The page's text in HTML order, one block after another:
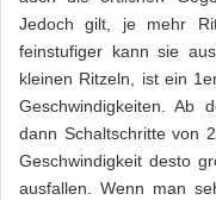
Jedoch gilt, je mehr
feinstufiger kann sie
kleinen Ritzeln, ist ein
Geschwindigkeiten. Ab
dann Schaltschritte von
Geschwindigkeit desto
ausfallen. Wenn man